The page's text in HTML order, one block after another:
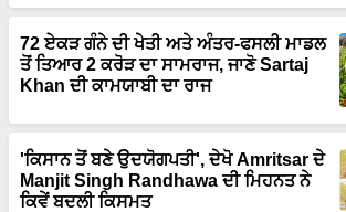
72 ਏਕੜ ਗੰਨੇ ਦੀ ਖੇਤੀ ਅਤੇ ਅੰਤਰ-ਫਸਲੀ ਮਾਡਲ
ਤੋਂ ਤਿਆਰ 2 ਕਰੋੜ ਦਾ ਸਾਮਰਾਜ, ਜਾਣੋ Sartaj
Khan ਦੀ ਕਾਮਯਾਬੀ ਦਾ ਰਾਜ
'ਕਿਸਾਨ ਤੋਂ ਬਣੇ ਉਦਯੋਗਪਤੀ', ਦੇਖੋ Amritsar ਦੇ
Manjit Singh Randhawa ਦੀ ਮਿਹਨਤ ਨੇ
ਕਿਵੇਂ ਬਦਲੀ ਕਿਸਮਤ